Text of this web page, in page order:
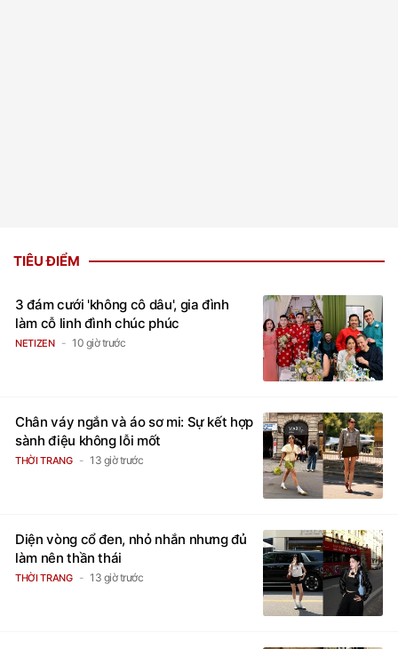
TIÊU ĐIỂM
3 đám cưới 'không cô dâu', gia đình
làm cỗ linh đình chúc phúc
NETIZEN 10 giờ trước
Chân váy ngắn và áo sơ mi: Sự kết hợp
sành điệu không lỗi mốt
THỜI TRANG 13 giờ trước
Diện vòng cổ đen, nhỏ nhắn nhưng đủ
làm nên thần thái
THỜI TRANG 13 giờ trước